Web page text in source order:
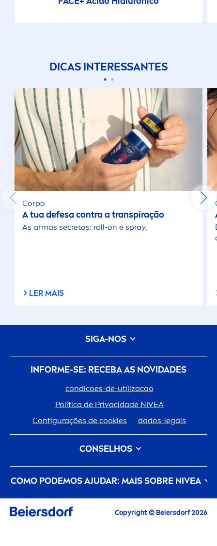
DICAS INTERESSANTES
Corpo
A tua defesa contra a transpiração
As armas secretas: roll-on e spray.
LER MAIS
INFORME-SE: RECEBA AS NOVIDADES
condicoes-de-utilizacao
Política de Privacidade NIVEA
Configurações de cookies
dados-legais
CONSELHOS
Tipo de Cabelo
Tipo de Pele
Cuidado Do Cabelo
Cuidado da Pele
COMO PODEMOS AJUDAR: MAIS SOBRE NIVEA
um-creme-com-historia
Carreiras
O cuidado de pele que zela pelo planeta
SIGA-NOS
Copyright © Beiersdorf 2026